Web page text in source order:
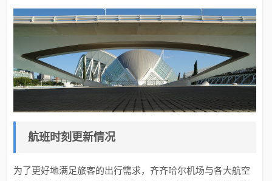
航班时刻更新情况
为了更好地满足旅客的出行需求，齐齐哈尔机场与各大航空